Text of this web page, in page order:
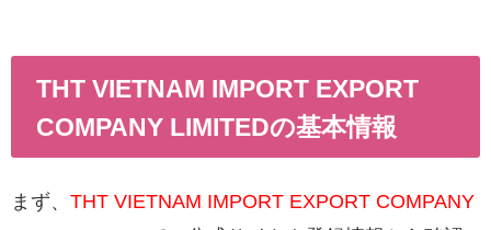
THT VIETNAM IMPORT EXPORT
COMPANY LIMITEDの基本情報
まず、 THT VIETNAM IMPORT EXPORT COMPANY